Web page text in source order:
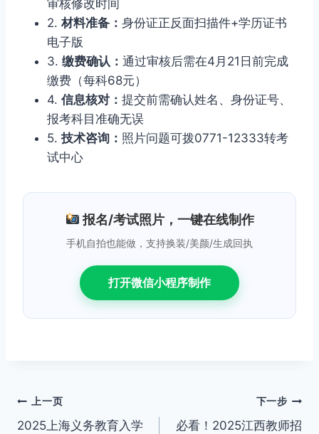
审核修改时间
2. 材料准备： 身份证正反面扫描件+学历证书
电子版
3. 缴费确认： 通过审核后需在4月21日前完成
缴费（每科68元）
4. 信息核对： 提交前需确认姓名、身份证号、
报考科目准确无误
5. 技术咨询： 照片问题可拨0771-12333转考
试中心
报名/考试照片，一键在线制作
手机自拍也能做，支持换装/美颜/生成回执
打开微信小程序制作
文上一页
2025上海义务教育入学
下一步
必看！2025江西教师招